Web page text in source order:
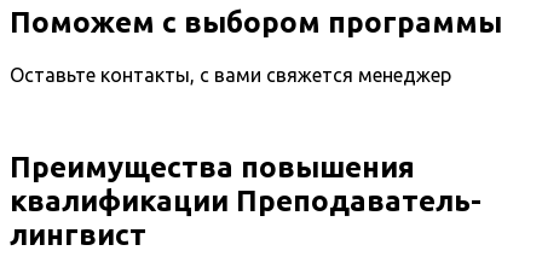
Поможем с выбором программы
Оставьте контакты, с вами свяжется менеджер
Преимущества повышения
квалификации Преподаватель-
лингвист